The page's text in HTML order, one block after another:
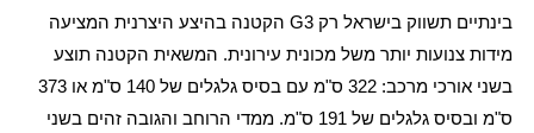
בינתיים תשווק בישראל רק G3 הקטנה בהיצע היצרנית המציעה
מידות צנועות יותר משל מכונית עירונית. המשאית הקטנה תוצע
בשני אורכי מרכב: 322 ס"מ עם בסיס גלגלים של 140 ס"מ או 373
ס"מ ובסיס גלגלים של 191 ס"מ. ממדי הרוחב והגובה זהים בשני